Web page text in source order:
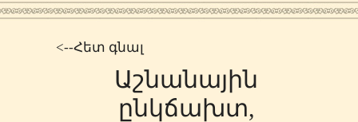
<--Հետ գնալ
Աշնանային
ընկճախտ,